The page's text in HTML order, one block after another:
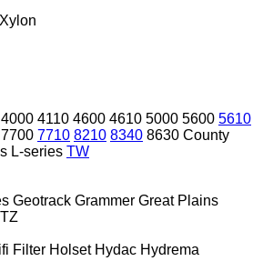
Xylon
4000 4110 4600 4610 5000 5600 5610
7700 7710 8210 8340 8630 County
L-series TW
Geotrack Grammer Great Plains
Filter Holset Hydac Hydrema